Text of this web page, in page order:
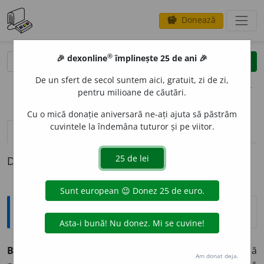
savings Donează
clear
opțiuni
definiții (1)
Definiția cu ID-ul 835256:
Explicative DEX
BIPART
Care are sau implică două
🎉 dexonline® împlinește 25 de ani 🎉
De un sfert de secol suntem aici, gratuit, zi de zi,
pentru milioane de căutări.
Cu o mică donație aniversară ne-ați ajuta să păstrăm
cuvintele la îndemâna tuturor și pe viitor.
Am donat deja.